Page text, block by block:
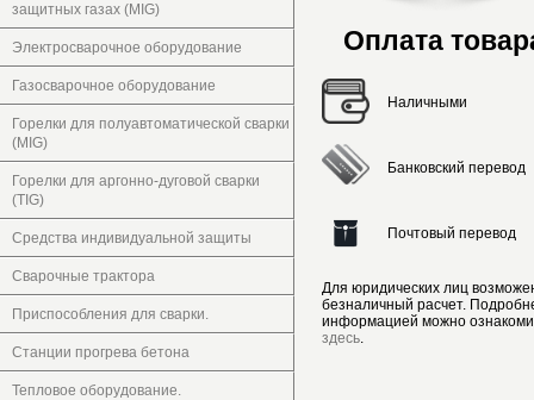
защитных газах (MIG)
Электросварочное оборудование
Газосварочное оборудование
Горелки для полуавтоматической сварки
(MIG)
Горелки для аргонно-дуговой сварки
(TIG)
Средства индивидуальной защиты
Сварочные трактора
Приспособления для сварки.
Станции прогрева бетона
Тепловое оборудование.
Оплата
Наличными
Банковский перевод
Почтовый перевод
Для юридических лиц
безналичный расчет.
информацией можно
здесь.